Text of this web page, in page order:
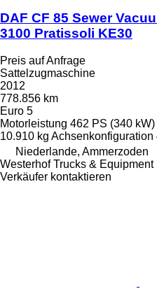
DAF CF 85 Sewer
3100 Pratissoli KE30
Preis auf Anfrage
Sattelzugmaschine
2012
778.856 km
Euro 5
Motorleistung 462 PS (340 kW)
10.910 kg Achsenkonfiguration
Niederlande, Ammerzoden
Westerhof Trucks & Equipment
Verkäufer kontaktieren